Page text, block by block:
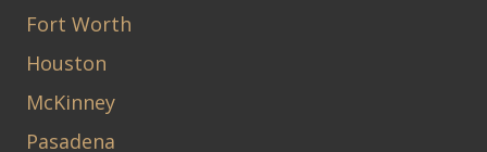
Fort Worth
Houston
McKinney
Pasadena